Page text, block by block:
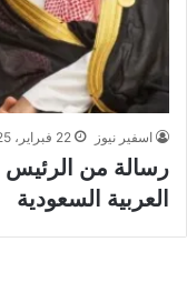
اسفير نيوز 22 فبراير، 2025
رسالة من الرئيس
العربية السعودية